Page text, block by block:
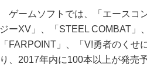
ゲームソフトでは、「エースコ
ジーXV」、「STEEL COMBAT」
「FARPOINT」、「V!勇者のく
り、2017年内に100本以上が発売予